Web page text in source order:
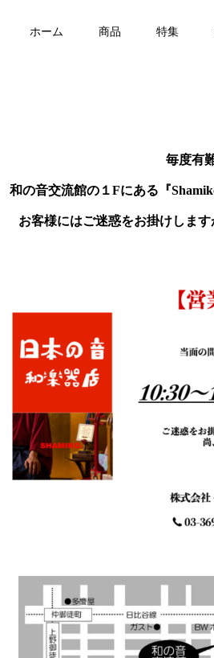
ホーム 商品 特集
毎度有
和の音交流館の１Fにある『
お客様にはご迷惑をお掛けします